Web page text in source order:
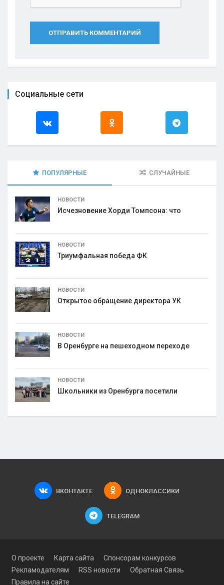
ОТПРАВИТЬ КОММЕНТАРИЙ
Социальные сети
ПОПУЛЯРНЫЕ СЛУЧАЙНЫЕ
НОВОСТИ
Исчезновение Хорди Томпсона: что
НОВОСТИ
Триумфальная победа ФК
НОВОСТИ
Открытое обращение директора УК
НОВОСТИ
В Оренбурге на пешеходном переходе
НОВОСТИ
Школьники из Оренбурга посетили
ВКОНТАКТЕ ОДНОКЛАССИКИ
TELEGRAM
О проекте Карта сайта
Спонсорам конкурсов
Рекламодателям
RSS новости
Обратная Связь
Правила на сайте